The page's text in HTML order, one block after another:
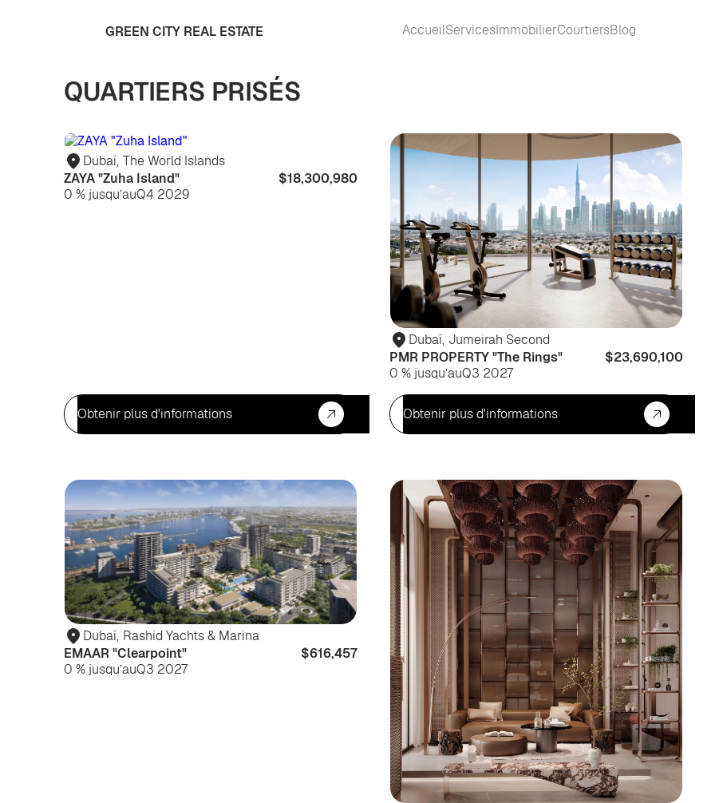
GREEN CITY REAL ESTATE AccueilServicesImmobilierCourtiersBlog
QUARTIERS PRISÉS
Pour
habiter
Dubaï, The World Islands
ZAYA "Zuha Island"
$18,300,980
0 % jusqu’auQ4 2029
Obtenir plus d'informations
Dubaï, Jumeirah Second
PMR PROPERTY "The Rings"
$23,690,100
0 % jusqu’auQ3 2027
Obtenir plus d'informations
Pour
habiter
Dubaï, Rashid Yachts & Marina
EMAAR "Clearpoint"
$616,457
0 % jusqu’auQ3 2027